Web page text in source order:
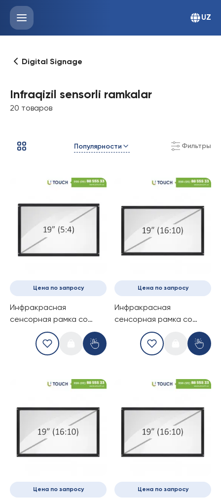
UZ
Digital Signage
Infraqizil sensorli ramkalar
20 товаров
Популярности Фильтры
Цена по запросу
Инфракрасная
сенсорная рамка со
стеклом, 19-дюймов (4
касаний) (5-4)
Цена по запросу
Инфракрасная
сенсорная рамка со
стеклом, 19-дюймов (4
касанй) (16-10)
Цена по запросу Цена по запросу